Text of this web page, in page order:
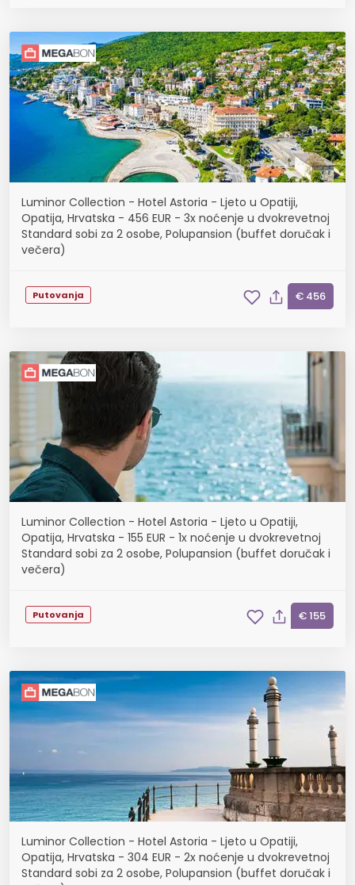
Luminor Collection - Hotel Astoria - Ljeto u Opatiji,
Opatija, Hrvatska - 456 EUR - 3x noćenje u dvokrevetnoj
Standard sobi za 2 osobe, Polupansion (buffet doručak i
večera)
Putovanja € 456
Luminor Collection - Hotel Astoria - Ljeto u Opatiji,
Opatija, Hrvatska - 155 EUR - 1x noćenje u dvokrevetnoj
Standard sobi za 2 osobe, Polupansion (buffet doručak i
večera)
Putovanja € 155
Luminor Collection - Hotel Astoria - Ljeto u Opatiji,
Opatija, Hrvatska - 304 EUR - 2x noćenje u dvokrevetnoj
Standard sobi za 2 osobe, Polupansion (buffet doručak i